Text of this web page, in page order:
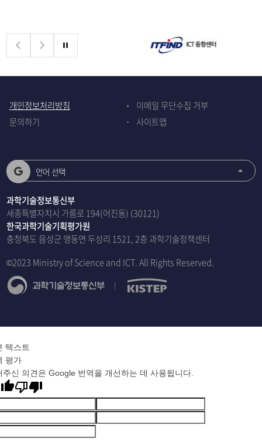
배너존
개인정보처리방침
이메일 무단수집 거부
문의하기
사이트맵
언어 선택
과학기술정보통신부
세종특별자치시 가름로 194(어진동) (30121)
한국과학기술기획평가원
충청북도 음성군 맹동면 두성리 1521, 2층 과학기술정책센터
©2023 Ministry of Science and ICT. All Rights Reserved.
텍스트
평가
주신 의견은 Google 번역을 개선하는 데 사용됩니다.